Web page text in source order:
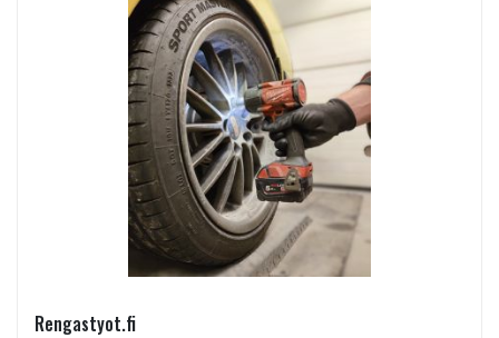
Rengastyot.fi